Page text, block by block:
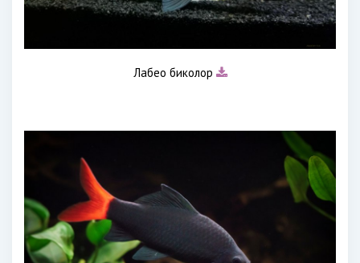
Лабео биколор